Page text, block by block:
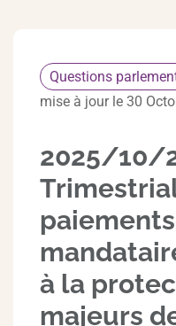
Questions
mise à jour le 30
2025/10/
à la
majeurs